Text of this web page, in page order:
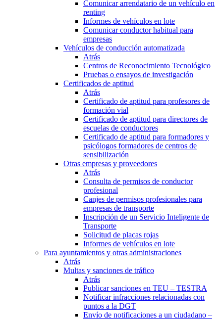
Comunicar arrendatario de un vehículo en
renting
Informes de vehículos en lote
Comunicar conductor habitual para
empresas
Vehículos de conducción automatizada
Atrás
Centros de Reconocimiento Tecnológico
Pruebas o ensayos de investigación
Certificados de aptitud
Atrás
Certificado de aptitud para profesores de
formación vial
Certificado de aptitud para directores de
escuelas de conductores
Certificado de aptitud para formadores y
psicólogos formadores de centros de
sensibilización
Otras empresas y proveedores
Atrás
Consulta de permisos de conductor
profesional
Canjes de permisos profesionales para
empresas de transporte
Inscripción de un Servicio Inteligente de
Transporte
Solicitud de placas rojas
Informes de vehículos en lote
Para ayuntamientos y otras administraciones
Atrás
Multas y sanciones de tráfico
Atrás
Publicar sanciones en TEU – TESTRA
Notificar infracciones relacionadas con
puntos a la DGT
Envío de notificaciones a un ciudadano –